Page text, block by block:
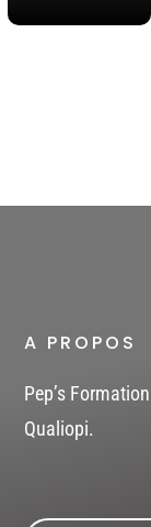
A PROPOS
Pep’s
Qualiopi.